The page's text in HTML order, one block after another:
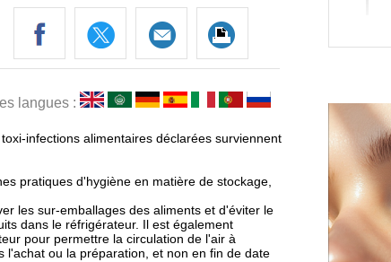
langues :
infections alimentaires déclarées surviennent
pratiques d'hygiène en matière de stockage,
les sur-emballages des aliments et d'éviter le
dans le réfrigérateur. Il est également
pour permettre la circulation de l'air à
l'achat ou la préparation, et non en fin de date